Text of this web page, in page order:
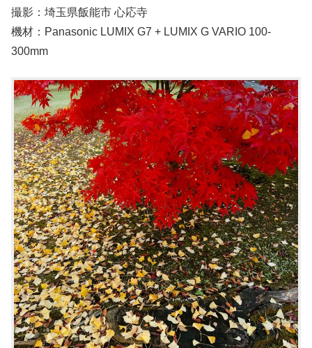
撮影：埼玉県飯能市 心応寺
機材：Panasonic LUMIX G7 + LUMIX G VARIO 100-
300mm